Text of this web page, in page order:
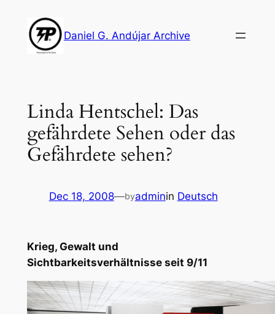
content
Daniel G. Andújar Archive
Linda Hentschel: Das
gefährdete Sehen oder das
Gefährdete sehen?
Dec 18, 2008—byadminin Deutsch
Krieg, Gewalt und
Sichtbarkeitsverhältnisse seit 9/11